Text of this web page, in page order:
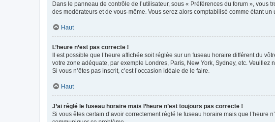
Dans le panneau de contrôle de l’utilisateur, sous « Préférences du forum »,
des modérateurs et de vous-même. Vous serez alors comptabilisé comme étant un
Haut
L’heure n’est pas correcte !
Il est possible que l’heure affichée soit réglée sur un fuseau horaire différent du
votre zone adéquate, par exemple Londres, Paris, New York, Sydney, etc.
Si vous n’êtes pas inscrit, c’est l’occasion idéale de le faire.
Haut
J’ai réglé le fuseau horaire mais l’heure n’est toujours pas correcte !
Si vous êtes certain d’avoir correctement réglé le fuseau horaire mais que